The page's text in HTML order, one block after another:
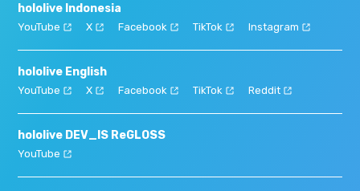
hololive Indonesia
YouTube X Facebook TikTok Instagram
hololive English
YouTube X Facebook TikTok Reddit
hololive DEV_IS ReGLOSS
YouTube